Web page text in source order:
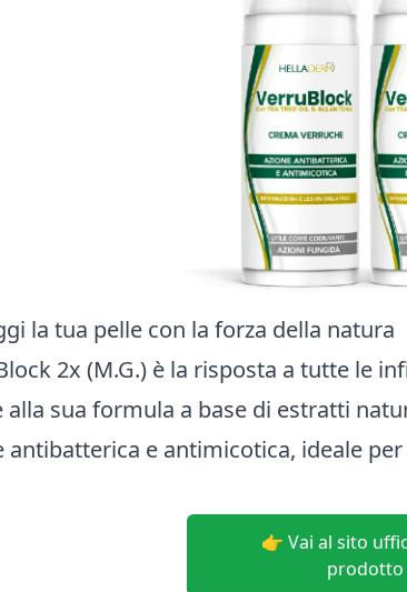
la tua pelle con la forza della natura
2x (M.G.) è la risposta a tutte le
alla sua formula a base di estratti
antibatterica e antimicotica, ideale
👉 Vai al sito
prodotto